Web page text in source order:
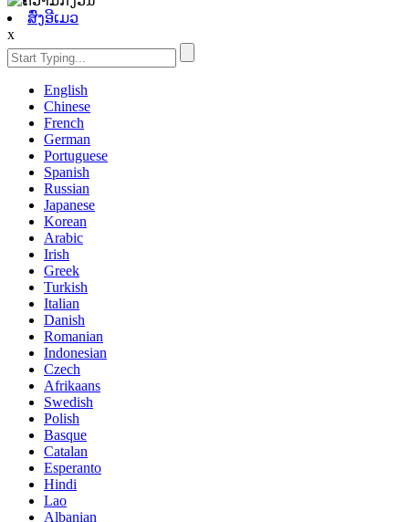
ສົ່ງອີເມວ
x
English
Chinese
French
German
Portuguese
Spanish
Russian
Japanese
Korean
Arabic
Irish
Greek
Turkish
Italian
Danish
Romanian
Indonesian
Czech
Afrikaans
Swedish
Polish
Basque
Catalan
Esperanto
Hindi
Lao
Albanian